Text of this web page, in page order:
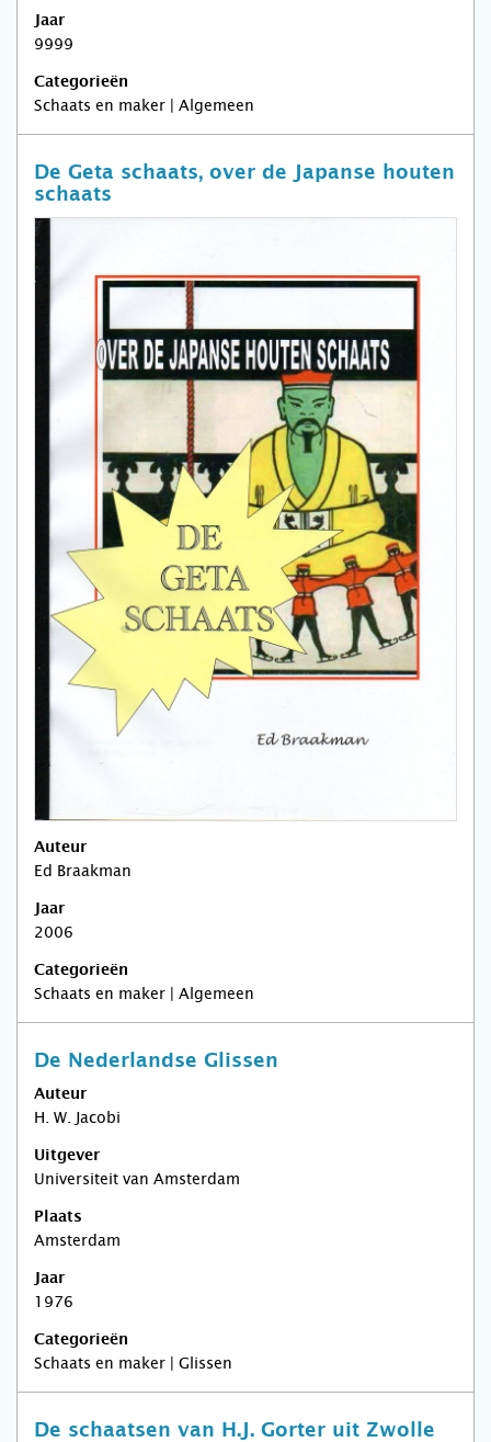
Jaar
9999
Categorieën
Schaats en maker | Algemeen
De Geta schaats, over de Japanse houten
schaats
Auteur
Ed Braakman
Jaar
2006
Categorieën
Schaats en maker | Algemeen
De Nederlandse Glissen
Auteur
H. W. Jacobi
Uitgever
Universiteit van Amsterdam
Plaats
Amsterdam
Jaar
1976
Categorieën
Schaats en maker | Glissen
De schaatsen van H.J. Gorter uit Zwolle